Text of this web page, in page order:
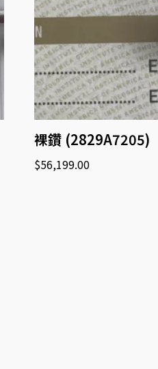
裸鑽 (2829A7205)
$56,199.00